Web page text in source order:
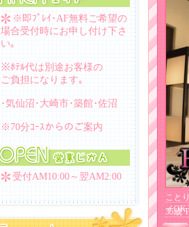
※即ﾌﾟﾚｲ･AF無料ご希望の
場合受付時にお申し付け下さ
い｡
※ﾎﾃﾙ代は別途お客様の
ご負担になります｡
･気仙沼･大崎市･築館･佐沼
※70分ｺｰｽからのご案内
受付AM10:00～翌AM2:00
こと
イOK
35歳